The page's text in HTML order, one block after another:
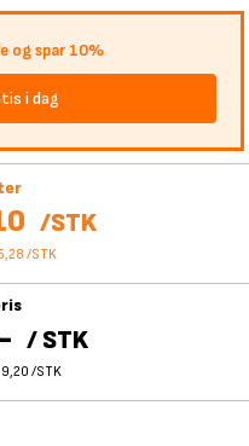
og spar 10%
i dag
/STK
/STK
/STK
/STK